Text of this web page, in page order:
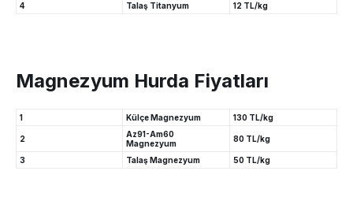
4
Talaş Titanyum 12 TL/kg
Magnezyum Hurda Fiyatları
1 Külçe Magnezyum 130 TL/kg
2
Az91-Am60
Magnezyum
80 TL/kg
3 Talaş Magnezyum 50 TL/kg